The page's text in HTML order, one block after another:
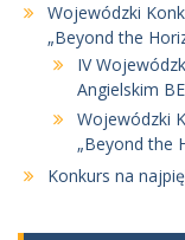
Wojewódzki
„Beyond the
IV
Angielskim
Wojewódzki
„Beyond the
Konkurs na